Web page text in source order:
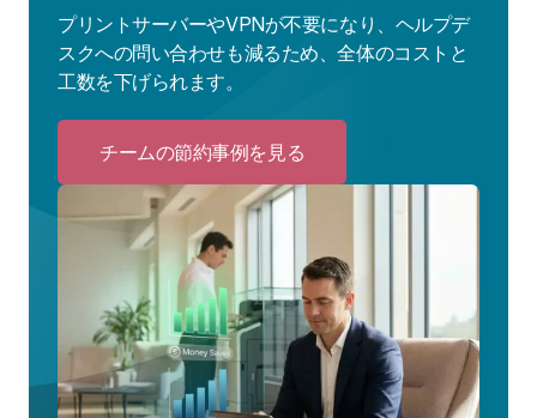
プリントサーバーやVPNが不要になり、ヘルプデ
スクへの問い合わせも減るため、全体のコストと
工数を下げられます。
チームの節約事例を見る
to
ム
の
節
約
事
例